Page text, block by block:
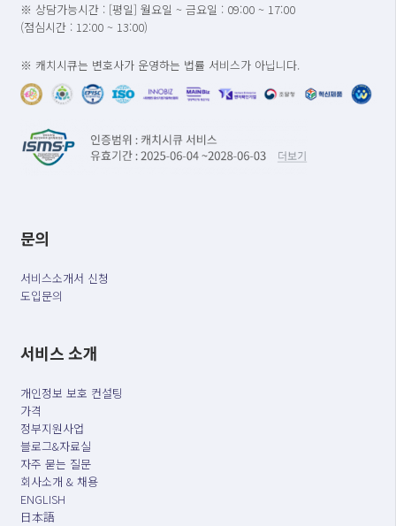
※ 상담가능시간 : [평일] 월요일 ~ 금요일 : 09:00 ~ 17:00
(점심시간 : 12:00 ~ 13:00)
※ 캐치시큐는 변호사가 운영하는 법률 서비스가 아닙니다.
문의
서비스소개서 신청
도입문의
서비스 소개
개인정보 보호 컨설팅
가격
정부지원사업
블로그&자료실
자주 묻는 질문
회사소개 & 채용
ENGLISH
日本語